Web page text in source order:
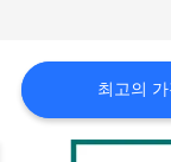
해
최고의 가